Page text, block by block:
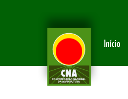
Início